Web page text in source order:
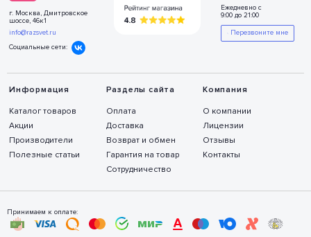
г. Москва, Дмитровское
шоссе, 46к1
info@razsvet.ru
Социальные сети:
Информация
Каталог товаров
Акции
Производители
Полезные статьи
Разделы сайта
Оплата
Доставка
Возврат и обмен
Гарантия на товар
Сотрудничество
Компания
О компании
Лицензии
Отзывы
Контакты
Ежедневно с
9:00 до 21:00
Перезвоните мне
Принимаем к оплате: